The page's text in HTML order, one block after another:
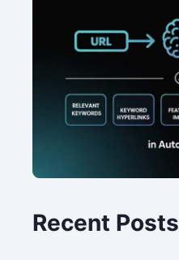
Recent Posts